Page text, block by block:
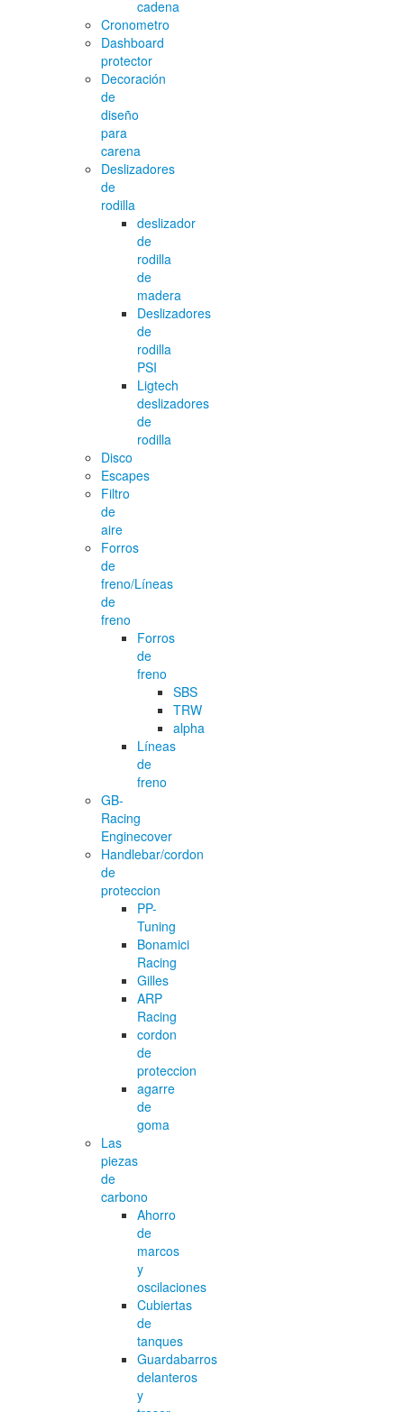
cadena
Cronometro
Dashboard
protector
Decoración
de
diseño
para
carena
Deslizadores
de
rodilla
deslizador
de
rodilla
de
madera
Deslizadores
de
rodilla
PSI
Ligtech
deslizadores
de
rodilla
Disco
Escapes
Filtro
de
aire
Forros
de
freno/Líneas
de
freno
Forros
de
freno
SBS
TRW
alpha
Líneas
de
freno
GB-
Racing
Enginecover
Handlebar/cordon
de
proteccion
PP-
Tuning
Bonamici
Racing
Gilles
ARP
Racing
cordon
de
proteccion
agarre
de
goma
Las
piezas
de
carbono
Ahorro
de
marcos
y
oscilaciones
Cubiertas
de
tanques
Guardabarros
delanteros
y